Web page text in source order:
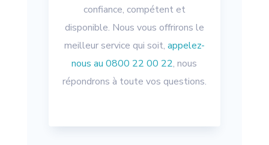
confiance, compétent et
disponible. Nous vous offrirons le
meilleur service qui soit, appelez-
nous au 0800 22 00 22, nous
répondrons à toute vos questions.